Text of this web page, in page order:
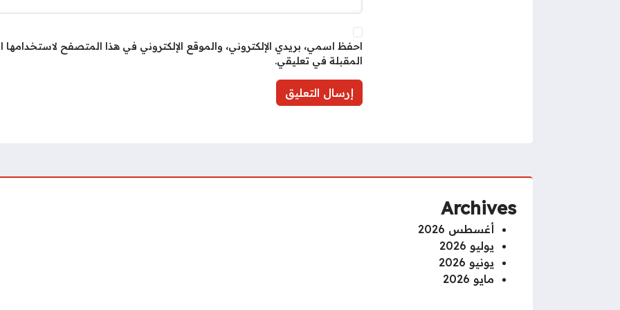
احفظ اسمي، بريدي الإلكتروني، والموقع الإلكتروني في هذا المتصفح لاستخدامها
المقبلة في تعليقي.
Archives
أغسطس 2026
يوليو 2026
يونيو 2026
مايو 2026